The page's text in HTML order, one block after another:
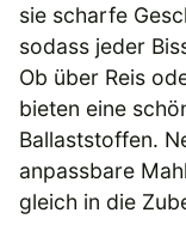
sie scharfe
sodass jeder
Ob über Reis
bieten eine
Ballaststoffen.
anpassbare
gleich in die